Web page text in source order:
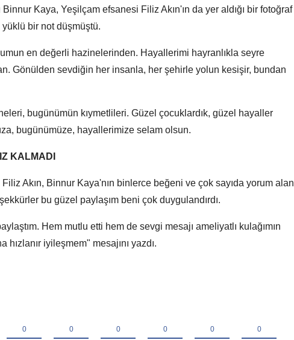
Kaya, Yeşilçam efsanesi Filiz Akın'ın da yer aldığı bir fotoğraf
yüklü bir not düşmüştü.
en değerli hazinelerinden. Hayallerimi hayranlıkla seyre
Gönülden sevdiğin her insanla, her şehirle yolun kesişir, bundan
bugünümün kıymetlileri. Güzel çocuklardık, güzel hayaller
bugünümüze, hayallerimize selam olsun.
KALMADI
Filiz Akın, Binnur Kaya'nın binlerce beğeni ve çok sayıda yorum alan
bu güzel paylaşım beni çok duygulandırdı.
Hem mutlu etti hem de sevgi mesajı ameliyatlı kulağımın
hızlanır iyileşmem" mesajını yazdı.